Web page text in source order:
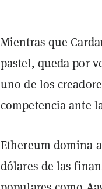
Mientras que
pastel, queda por
uno de los
competencia ante
Ethereum domina
dólares de las